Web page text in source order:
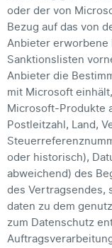
oder der von
Bezug auf das von
Anbieter
Sanktionslisten
Anbieter die
mit Microsoft
Microsoft-Produkte
Postleitzahl, Land,
oder historisch),
abweichend) des
des Vertragsendes,
daten zu dem
zum Datenschutz